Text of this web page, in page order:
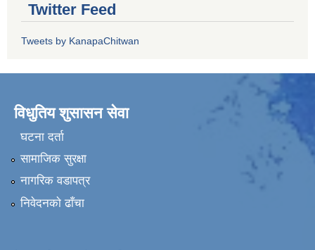
Twitter Feed
Tweets by KanapaChitwan
विधुतिय शुसासन सेवा
घटना दर्ता
सामाजिक सुरक्षा
नागरिक वडापत्र
निवेदनकाे ढाँचा